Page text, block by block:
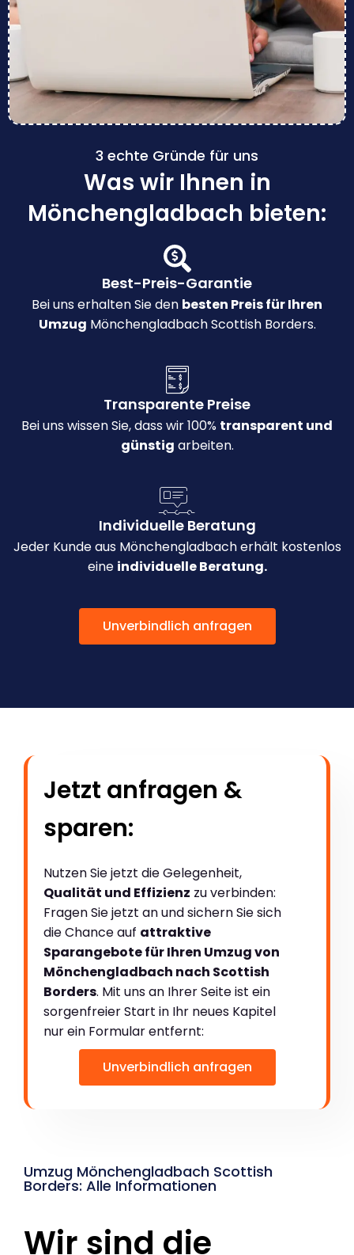
3 echte Gründe für uns
Was wir Ihnen in
Mönchengladbach bieten:
Best-Preis-Garantie
Bei uns erhalten Sie den besten Preis für Ihren
Umzug Mönchengladbach Scottish Borders.
Transparente Preise
Bei uns wissen Sie, dass wir 100% transparent und
günstig arbeiten.
Individuelle Beratung
Jeder Kunde aus Mönchengladbach erhält kostenlos
eine individuelle Beratung.
Unverbindlich anfragen
Jetzt anfragen &
sparen:
Nutzen Sie jetzt die Gelegenheit,
Qualität und Effizienz zu verbinden:
Fragen Sie jetzt an und sichern Sie sich
die Chance auf attraktive
Sparangebote für Ihren Umzug von
Mönchengladbach nach Scottish
Borders. Mit uns an Ihrer Seite ist ein
sorgenfreier Start in Ihr neues Kapitel
nur ein Formular entfernt:
Unverbindlich anfragen
Umzug Mönchengladbach Scottish
Borders: Alle Informationen
Wir sind die